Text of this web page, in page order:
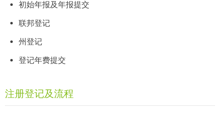
初始年报及年报提交
联邦登记
州登记
登记年费提交
注册登记及流程